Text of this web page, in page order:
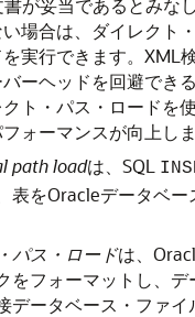
が妥当であるとみな
場合は、ダイレクト
実行できます。 XML
ーヘッドを回避できる
ト・パス・ロードを
ォーマンスが向上しま
path loadは、SQL
表をOracleデータベー
パス・ロードは、
をフォーマットし、デ
データベース・ファイ